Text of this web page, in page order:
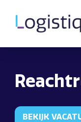
BEKIJK